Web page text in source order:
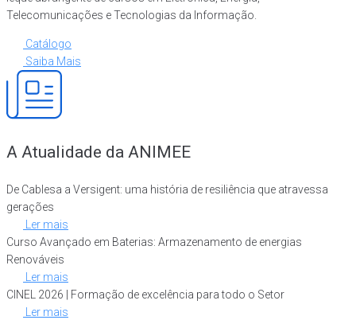
Telecomunicações e Tecnologias da Informação.
Catálogo
Saiba Mais
A Atualidade da ANIMEE
De Cablesa a Versigent: uma história de resiliência que atravessa
gerações
Ler mais
Curso Avançado em Baterias: Armazenamento de energias
Renováveis
Ler mais
CINEL 2026 | Formação de excelência para todo o Setor
Ler mais